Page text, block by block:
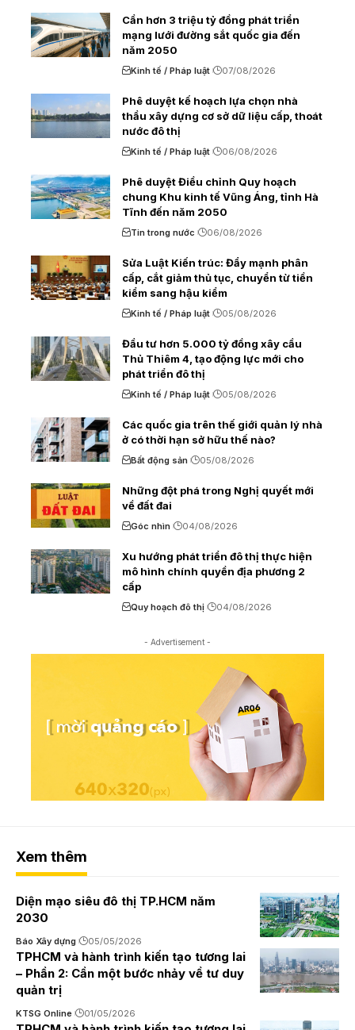
Cần hơn 3 triệu tỷ đồng phát triển
mạng lưới đường sắt quốc gia đến
năm 2050
Kinh tế / Pháp luật 07/08/2026
Phê duyệt kế hoạch lựa chọn nhà
thầu xây dựng cơ sở dữ liệu cấp, thoát
nước đô thị
Kinh tế / Pháp luật 06/08/2026
Phê duyệt Điều chỉnh Quy hoạch
chung Khu kinh tế Vũng Áng, tỉnh Hà
Tĩnh đến năm 2050
Tin trong nước 06/08/2026
Sửa Luật Kiến trúc: Đẩy mạnh phân
cấp, cắt giảm thủ tục, chuyển từ tiền
kiểm sang hậu kiểm
Kinh tế / Pháp luật 05/08/2026
Đầu tư hơn 5.000 tỷ đồng xây cầu
Thủ Thiêm 4, tạo động lực mới cho
phát triển đô thị
Kinh tế / Pháp luật 05/08/2026
Các quốc gia trên thế giới quản lý nhà
ở có thời hạn sở hữu thế nào?
Bất động sản 05/08/2026
Những đột phá trong Nghị quyết mới
về đất đai
Góc nhìn 04/08/2026
Xu hướng phát triển đô thị thực hiện
mô hình chính quyền địa phương 2
cấp
Quy hoạch đô thị 04/08/2026
- Advertisement -
Xem thêm
Diện mạo siêu đô thị TP.HCM năm
2030
Báo Xây dựng 05/05/2026
TPHCM và hành trình kiến tạo tương lai
– Phần 2: Cần một bước nhảy về tư duy
quản trị
KTSG Online 01/05/2026